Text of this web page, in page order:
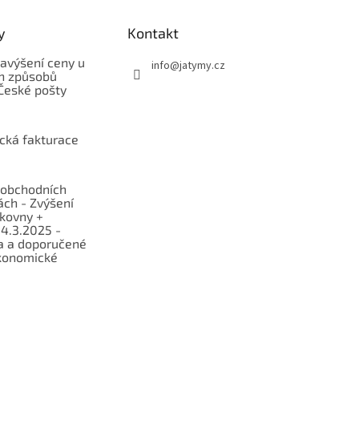
ceny u
způsobů
pošty
fakturace
- Zvýšení
+
-
a doporučené
Kontakt
info@jatymy.cz